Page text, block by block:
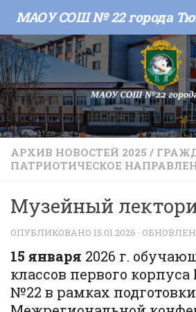
Skip to content
АРХИВ НОВОСТЕЙ 2025 /
ПАТРИОТИЧЕСКОЕ
Музейный
ОПУБЛИКОВАНО 15.01.2026 ·
15 января 2026 г.
классов первого
№22 в рамках